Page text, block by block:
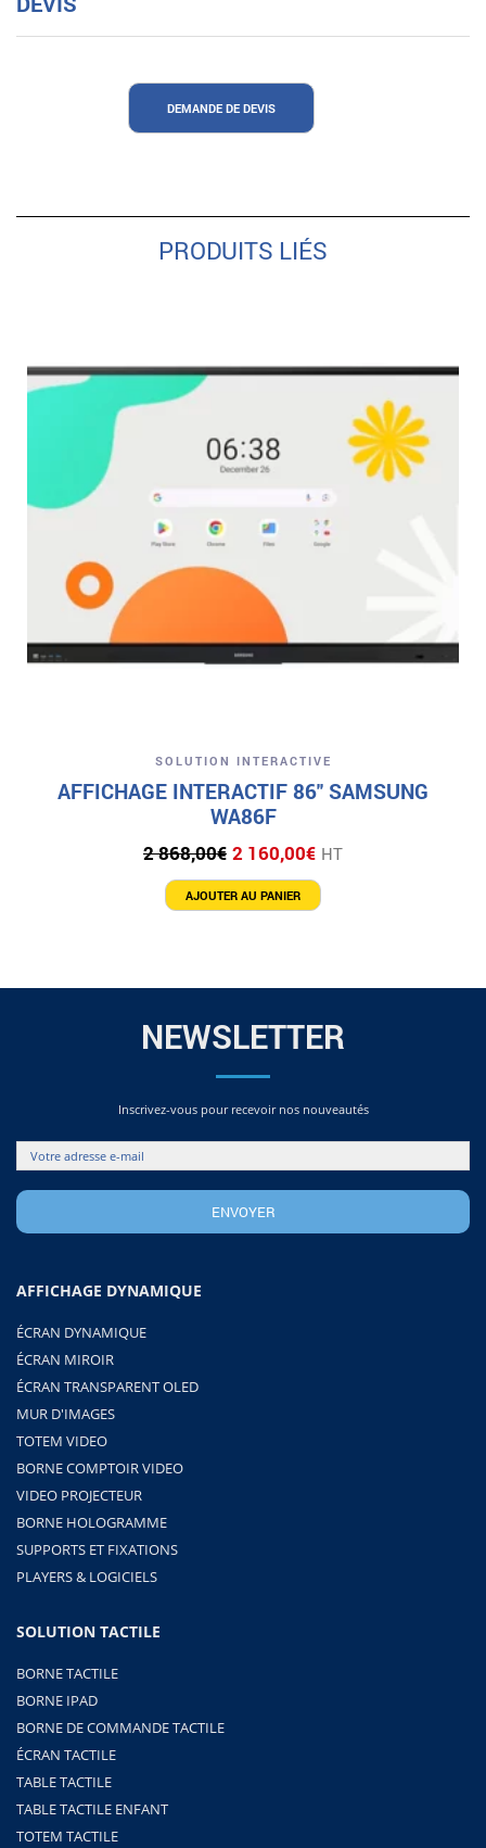
DEMANDE DE DEVIS
PRODUITS LIÉS
SOLUTION INTERACTIVE
AFFICHAGE INTERACTIF 86″ SAMSUNG
WA86F
2 868,00€ Le
prix
initial
2 160,00€Le
prix
actuel
HT
AJOUTER AU PANIER
NEWSLETTER
Inscrivez-vous pour recevoir nos nouveautés
AFFICHAGE DYNAMIQUE
ÉCRAN DYNAMIQUE
ÉCRAN MIROIR
ÉCRAN TRANSPARENT OLED
MUR D'IMAGES
TOTEM VIDEO
BORNE COMPTOIR VIDEO
VIDEO PROJECTEUR
BORNE HOLOGRAMME
SUPPORTS ET FIXATIONS
PLAYERS & LOGICIELS
SOLUTION TACTILE
BORNE TACTILE
BORNE IPAD
BORNE DE COMMANDE TACTILE
ÉCRAN TACTILE
TABLE TACTILE
TABLE TACTILE ENFANT
TOTEM TACTILE